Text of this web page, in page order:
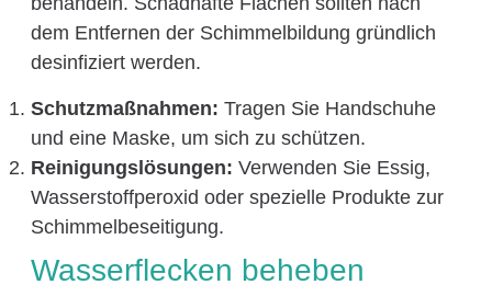
dem Entfernen der Schimmelbildung gründlich
desinfiziert werden.
Schutzmaßnahmen: Tragen Sie Handschuhe
und eine Maske, um sich zu schützen.
Reinigungslösungen: Verwenden Sie Essig,
Wasserstoffperoxid oder spezielle Produkte zur
Schimmelbeseitigung.
Wasserflecken beheben